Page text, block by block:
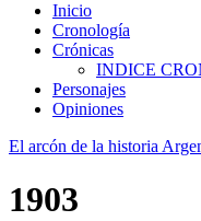
Inicio
Cronología
Crónicas
INDICE
Personajes
Opiniones
El arcón de la historia
1903